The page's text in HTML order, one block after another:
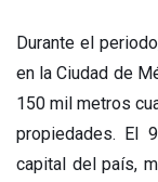
Durante el
en la Ciudad de
150 mil metros
propiedades. El
capital del país,